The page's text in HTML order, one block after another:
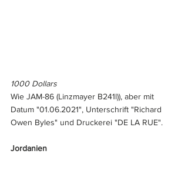
1000 Dollars
Wie JAM-86 (Linzmayer B241l)), aber mit
Datum "01.06.2021", Unterschrift "Richard
Owen Byles" und Druckerei "DE LA RUE".
Jordanien